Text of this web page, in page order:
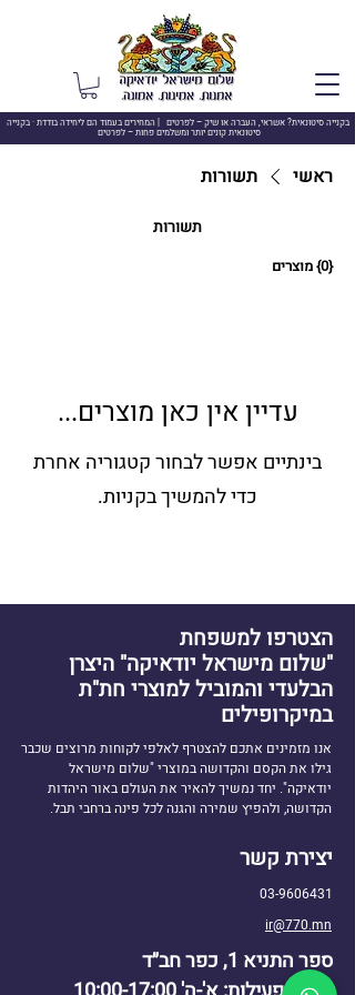
בקנייה סיטונאית? אשראי, העברה או שיק –לפרטים | המחירים בעמוד הם ליחידה בודדת · בקנייה
סיטונאית קונים יותר ומשלמים פחות – לפרטים
ראשי תשורות
תשורות
{0} מוצרים
עדיין אין כאן מוצרים...
בינתיים אפשר לבחור קטגוריה אחרת
כדי להמשיך בקניות.
הצטרפו למשפחת
"שלום מישראל יודאיקה" היצרן
הבלעדי והמוביל למוצרי חת"ת
במיקרופילים
אנו מזמינים אתכם להצטרף לאלפי לקוחות מרוצים שכבר
גילו את הקסם והקדושה במוצרי "שלום מישראל
יודאיקה". יחד נמשיך להאיר את העולם באור היהדות
הקדושה, ולהפיץ שמירה והגנה לכל פינה ברחבי תבל.
יצירת קשר
03-9606431
ir@770.mn
ספר התניא 1, כפר חב״ד